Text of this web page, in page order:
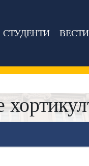
СТУДЕНТИ ВЕСТИ